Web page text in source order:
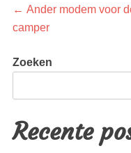
Bericht
← Vorig
bericht:
Ander modem voor
camper
Zoeken
Recente